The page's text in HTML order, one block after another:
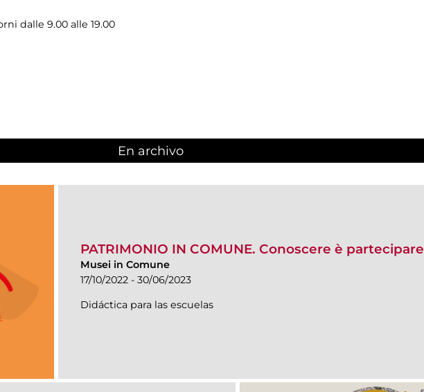
dalle 9.00 alle 19.00
En archivo
PATRIMONIO IN COMUNE. Conoscere è partecipare
Musei in Comune
17/10/2022 - 30/06/2023
Didáctica para las escuelas